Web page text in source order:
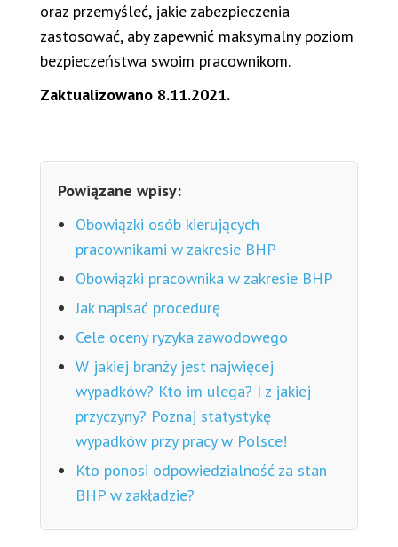
oraz przemyśleć, jakie zabezpieczenia
zastosować, aby zapewnić maksymalny poziom
bezpieczeństwa swoim pracownikom.
Zaktualizowano 8.11.2021.
Powiązane wpisy:
Obowiązki osób kierujących
pracownikami w zakresie BHP
Obowiązki pracownika w zakresie BHP
Jak napisać procedurę
Cele oceny ryzyka zawodowego
W jakiej branży jest najwięcej
wypadków? Kto im ulega? I z jakiej
przyczyny? Poznaj statystykę
wypadków przy pracy w Polsce!
Kto ponosi odpowiedzialność za stan
BHP w zakładzie?